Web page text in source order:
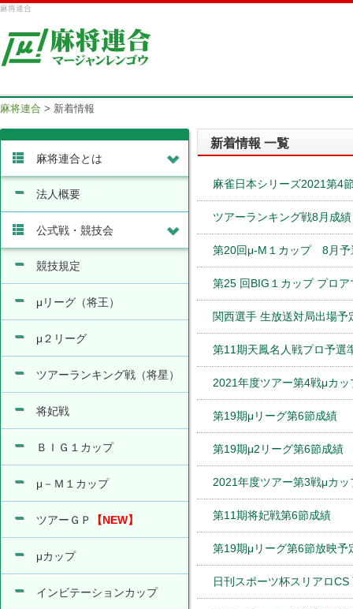
麻将連合
麻将連合 > 新着情報
新着情報 一覧
麻雀日本シリーズ2021第4
ツアーランキング戦8月成績
第20回μ-M１カップ 8月予
第25 回BIG１カップ プロ
関西選手 生放送対局出場予
第11期天鳳名人戦プロ予選
2021年度ツアー第4戦μカ
第19期μリーグ第6節成績
第19期μ2リーグ第6節成績
2021年度ツアー第3戦μカ
第11期将妃戦第6節成績
第19期μリーグ第6節放映予
日刊スポーツ杯スリアロ
麻将連合とは
法人概要
公式戦・競技会
競技規定
μリーグ（将王）
μ２リーグ
ツアーランキング戦（将星）
将妃戦
ＢＩＧ１カップ
μ－Ｍ１カップ
ツアーＧＰ 【NEW】
μカップ
インビテーションカップ